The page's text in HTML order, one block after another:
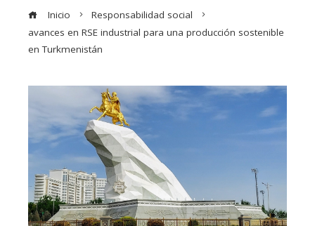
Inicio
Responsabilidad social
avances en RSE industrial para una producción sostenible
en Turkmenistán